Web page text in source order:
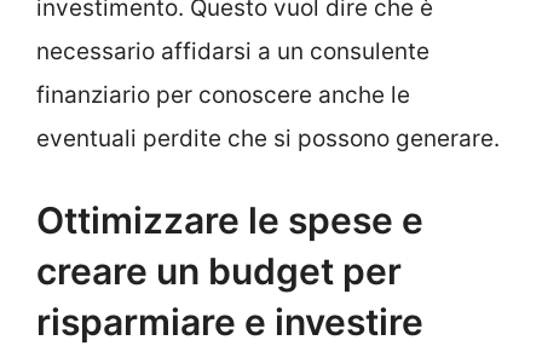
investimento. Questo vuol dire che è
necessario affidarsi a un consulente
finanziario per conoscere anche le
eventuali perdite che si possono generare.
Ottimizzare le spese e
creare un budget per
risparmiare e investire